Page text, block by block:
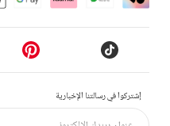
إشتركوا في رسالتنا الإخبارية